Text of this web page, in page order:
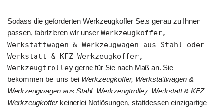
Sodass die geforderten Werkzeugkoffer Sets genau zu Ihnen
passen, fabrizieren wir unser Werkzeugkoffer,
Werkstattwagen & Werkzeugwagen aus Stahl oder
Werkstatt & KFZ Werkzeugkoffer,
Werkzeugtrolley gerne für Sie nach Maß an. Sie
bekommen bei uns bei Werkzeugkoffer, Werkstattwagen &
Werkzeugwagen aus Stahl, Werkzeugtrolley, Werkstatt & KFZ
Werkzeugkofferkeinerlei Notlösungen, stattdessen einzigartige